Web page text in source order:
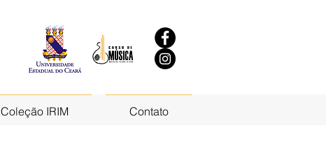
Coleção IRIM Contato